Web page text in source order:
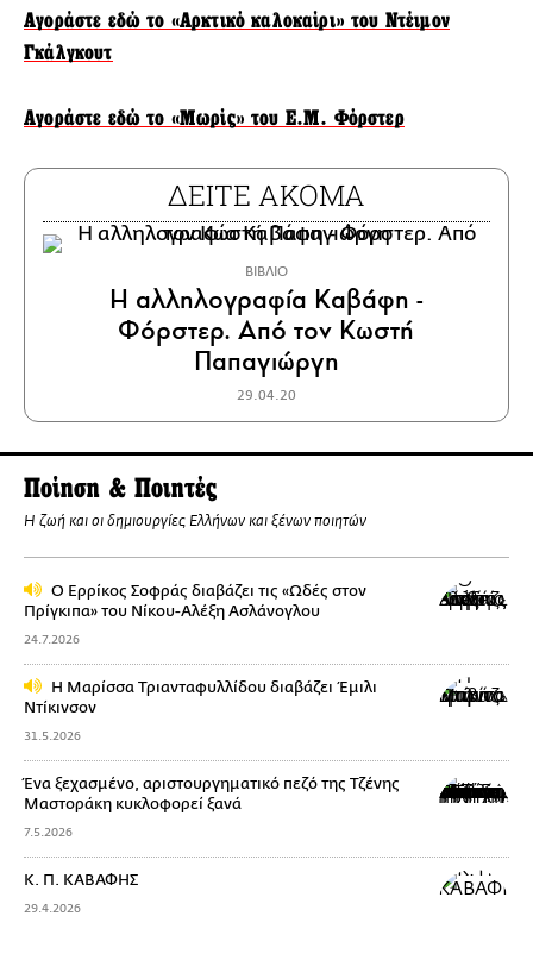
Αγοράστε εδώ το «Αρκτικό καλοκαίρι» του Ντέιμον
Γκάλγκουτ
Αγοράστε εδώ το «Μωρίς» του Ε.Μ. Φόρστερ
ΔΕΙΤΕ ΑΚΟΜΑ
ΒΙΒΛΙΟ
Η αλληλογραφία Καβάφη -
Φόρστερ. Από τον Κωστή
Παπαγιώργη
29.04.20
Ποίηση & Ποιητές
Η ζωή και οι δημιουργίες Ελλήνων και ξένων ποιητών
Ο Ερρίκος Σοφράς διαβάζει τις «Ωδές στον
Πρίγκιπα» του Νίκoυ-Αλέξη Ασλάνογλου
24.7.2026
Η Μαρίσσα Τριανταφυλλίδου διαβάζει Έμιλι
Ντίκινσον
31.5.2026
Ένα ξεχασμένο, αριστουργηματικό πεζό της Τζένης
Μαστοράκη κυκλοφορεί ξανά
7.5.2026
Κ. Π. ΚΑΒΑΦΗΣ
29.4.2026